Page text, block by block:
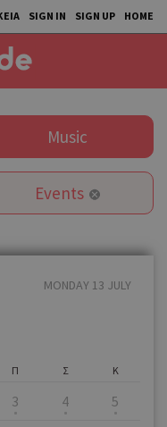
SIGN IN SIGN UP HOME
Music
Events
MONDAY 13 JULY
Π
3
Σ
4
Κ
5